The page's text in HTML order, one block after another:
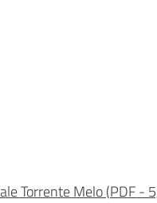
Torrente Melo(PDF-